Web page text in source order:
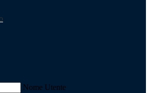
Nome Utente